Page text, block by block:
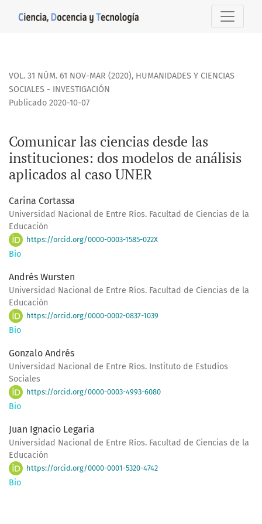
Comunicar las ciencias desde las instituciones: dos
VOL. 31 NÚM. 61 NOV-MAR (2020), HUMANIDADES Y CIENCIAS
SOCIALES - INVESTIGACIÓN
Comunicar las ciencias desde las
instituciones: dos modelos de análisis
aplicados al caso UNER
Publicado 2020-10-07
Carina Cortassa
Universidad Nacional de Entre Ríos. Facultad de Ciencias de la
Educación
https://orcid.org/0000-0003-1585-022X
Bio
Andrés Wursten
Universidad Nacional de Entre Ríos. Facultad de Ciencias de la
Educación
https://orcid.org/0000-0002-0837-1039
Bio
Gonzalo Andrés
Universidad Nacional de Entre Ríos. Instituto de Estudios
Sociales
https://orcid.org/0000-0003-4993-6080
Bio
Juan Ignacio Legaria
Universidad Nacional de Entre Ríos. Facultad de Ciencias de la
Educación
https://orcid.org/0000-0001-5320-4742
Bio